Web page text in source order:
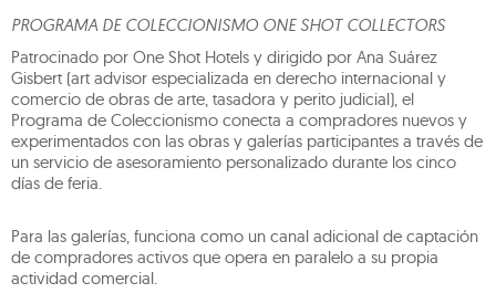
PROGRAMA DE COLECCIONISMO ONE SHOT COLLECTORS
Patrocinado por One Shot Hotels y dirigido por Ana Suárez
Gisbert (art advisor especializada en derecho internacional y
comercio de obras de arte, tasadora y perito judicial), el
Programa de Coleccionismo conecta a compradores nuevos y
experimentados con las obras y galerías participantes a través de
un servicio de asesoramiento personalizado durante los cinco
días de feria.
Para las galerías, funciona como un canal adicional de captación
de compradores activos que opera en paralelo a su propia
actividad comercial.